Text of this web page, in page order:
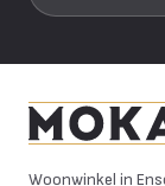
Woonwinkel in